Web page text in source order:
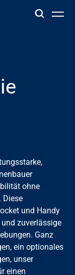
ohne
Diese
und Handy
zuverlässige
Ganz
ein optionales
unser
einen